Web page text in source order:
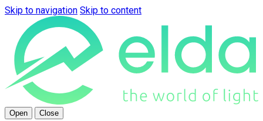
Skip to navigation Skip to content
Open Close